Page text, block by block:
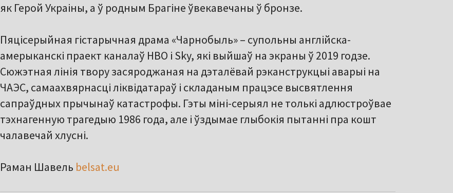
як Герой Украіны, а ў родным Брагіне ўвекавечаны ў бронзе.
Пяцісерыйная гістарычная драма «Чарнобыль» – супольны англійска-
амерыканскі праект каналаў HBO і Sky, які выйшаў на экраны ў 2019 годзе.
Сюжэтная лінія твору засяроджаная на дэталёвай рэканструкцыі аварыі на
ЧАЭС, самаахвярнасці ліквідатараў і складаным працэсе высвятлення
сапраўдных прычынаў катастрофы. Гэты міні-серыял не толькі адлюстроўвае
тэхнагенную трагедыю 1986 года, але і ўздымае глыбокія пытанні пра кошт
чалавечай хлусні.
Раман Шавель belsat.eu